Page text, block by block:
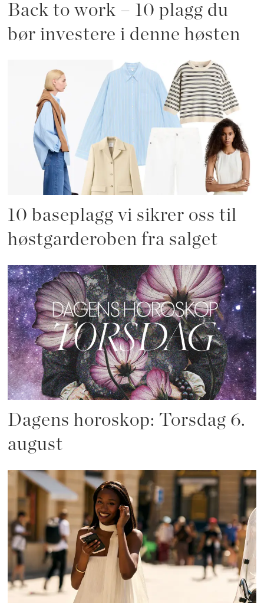
Back to work – 10 plagg du
bør investere i denne høsten
10 baseplagg vi sikrer oss til
høstgarderoben fra salget
Dagens horoskop: Torsdag 6.
august